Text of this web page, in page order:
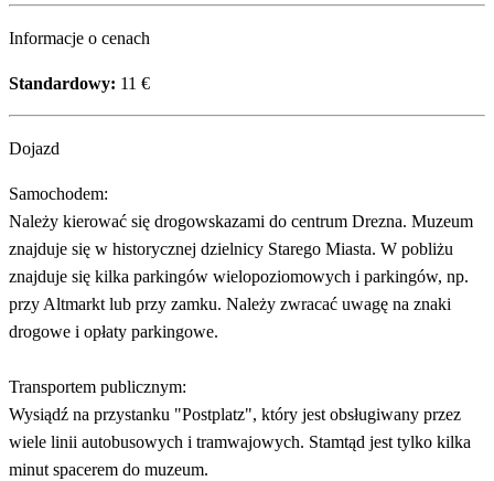
Informacje o cenach
Standardowy: 11 €
Dojazd
Samochodem:
Należy kierować się drogowskazami do centrum Drezna. Muzeum
znajduje się w historycznej dzielnicy Starego Miasta. W pobliżu
znajduje się kilka parkingów wielopoziomowych i parkingów, np.
przy Altmarkt lub przy zamku. Należy zwracać uwagę na znaki
drogowe i opłaty parkingowe.
Transportem publicznym:
Wysiądź na przystanku "Postplatz", który jest obsługiwany przez
wiele linii autobusowych i tramwajowych. Stamtąd jest tylko kilka
minut spacerem do muzeum.